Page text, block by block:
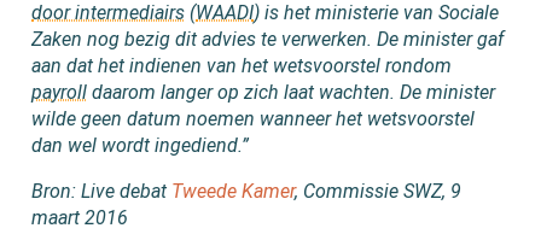
door intermediairs (WAADI) is het ministerie van Sociale
Zaken nog bezig dit advies te verwerken. De minister gaf
aan dat het indienen van het wetsvoorstel rondom
payroll daarom langer op zich laat wachten. De minister
wilde geen datum noemen wanneer het wetsvoorstel
dan wel wordt ingediend.”
Bron: Live debat Tweede Kamer, Commissie SWZ, 9
maart 2016